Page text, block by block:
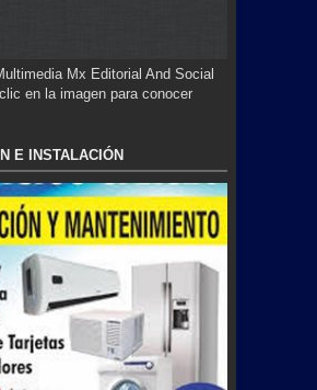
Mx Editorial And Social
en la imagen para conocer
E INSTALACIÓN